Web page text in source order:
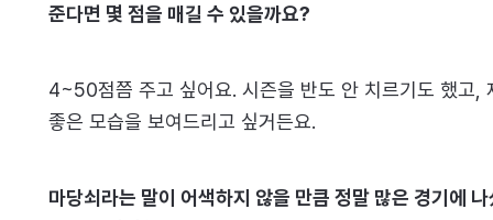
준다면 몇 점을 매길 수 있을까요?
4~50점쯤 주고 싶어요. 시즌을 반도 안 치르기도 했고,
좋은 모습을 보여드리고 싶거든요.
마당쇠라는 말이 어색하지 않을 만큼 정말 많은 경기에